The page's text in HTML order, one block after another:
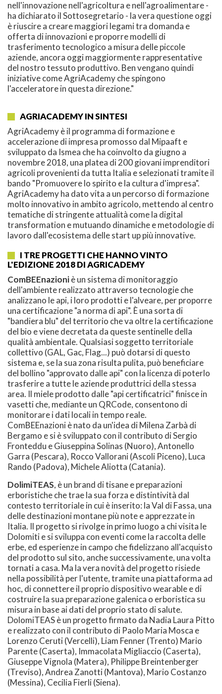
nell'innovazione nell'agricoltura e nell'agroalimentare -
ha dichiarato il Sottosegretario - la vera questione oggi
è riuscire a creare maggiori legami tra domanda e
offerta di innovazioni e proporre modelli di
trasferimento tecnologico a misura delle piccole
aziende, ancora oggi maggiormente rappresentative
del nostro tessuto produttivo. Ben vengano quindi
iniziative come AgriAcademy che spingono
l'acceleratore in questa direzione."
AGRIACADEMY IN SINTESI
AgriAcademy è il programma di formazione e
accelerazione di impresa promosso dal Mipaaft e
sviluppato da Ismea che ha coinvolto da giugno a
novembre 2018, una platea di 200 giovani imprenditori
agricoli provenienti da tutta Italia e selezionati tramite il
bando "Promuovere lo spirito e la cultura d'impresa".
AgriAcademy ha dato vita a un percorso di formazione
molto innovativo in ambito agricolo, mettendo al centro
tematiche di stringente attualità come la digital
transformation e mutuando dinamiche e metodologie di
lavoro dall'ecosistema delle start up più innovative.
I TRE PROGETTI CHE HANNO VINTO
L'EDIZIONE 2018 DI AGRICADEMY
ComBEEnazioniè un sistema di monitoraggio
dell'ambiente realizzato attraverso tecnologie che
analizzano le api, i loro prodotti e l'alveare, per proporre
una certificazione "a norma di api". È una sorta di
"bandiera blu" del territorio che va oltre la certificazione
del bio e viene decretata da queste sentinelle della
qualità ambientale. Qualsiasi soggetto territoriale
collettivo (GAL, Gac, Flag...) può dotarsi di questo
sistema e, se la sua zona risulta pulita, può beneficiare
del bollino "approvato dalle api" con la licenza di poterlo
trasferire a tutte le aziende produttrici della stessa
area. Il miele prodotto dalle "api certificatrici" finisce in
vasetti che, mediante un QRCode, consentono di
monitorare i dati locali in tempo reale.
ComBEEnazioni è nato da un'idea di Milena Zarbà di
Bergamo e si è sviluppato con il contributo di Sergio
Fronteddu e Giuseppina Solinas (Nuoro), Antonello
Garra (Pescara), Rocco Vallorani (Ascoli Piceno), Luca
Rando (Padova), Michele Aliotta (Catania).
DolimiTEAS, è un brand di tisane e preparazioni
erboristiche che trae la sua forza e distintività dal
contesto territoriale in cui è inserito: la Val di Fassa, una
delle destinazioni montane più note e apprezzate in
Italia. Il progetto si rivolge in primo luogo a chi visita le
Dolomiti e si sviluppa con eventi come la raccolta delle
erbe, ed esperienze in campo che fidelizzano all'acquisto
del prodotto sul sito, anche successivamente, una volta
tornati a casa. Ma la vera novità del progetto risiede
nella possibilità per l'utente, tramite una piattaforma ad
hoc, di connettere il proprio dispositivo wearable e di
costruire la sua preparazione galenica o erboristica su
misura in base ai dati del proprio stato di salute.
DolomiTEAS è un progetto firmato da Nadia Laura Pitto
e realizzato con il contributo di Paolo Maria Mosca e
Lorenzo Ceruti (Vercelli), Liam Fenner (Trento) Mario
Parente (Caserta), Immacolata Migliaccio (Caserta),
Giuseppe Vignola (Matera), Philippe Breintenberger
(Treviso), Andrea Zanotti (Mantova), Mario Costanzo
(Messina), Cecilia Fierli (Siena).